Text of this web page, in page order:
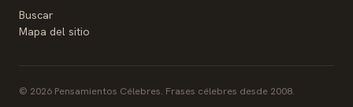
Buscar
Mapa del sitio
© 2026 Pensamientos Célebres. Frases célebres desde 2008.